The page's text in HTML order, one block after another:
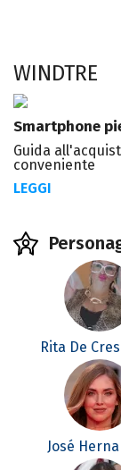
WINDTRE
Smartphone
Guida
conveniente
LEGGI
Rita De
José